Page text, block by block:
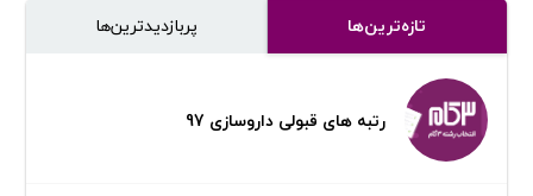
تازه‌ترین‌ها پر‌بازدیدترین‌ها
رتبه های قبولی داروسازی 97